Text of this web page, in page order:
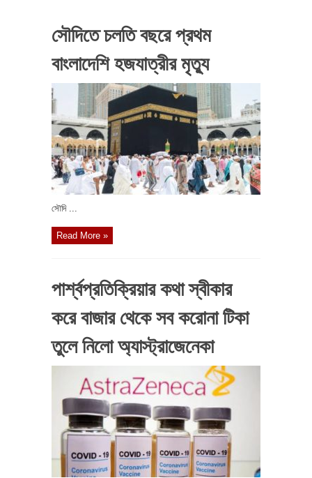
সৌদিতে চলতি বছরে প্রথম
বাংলাদেশি হজযাত্রীর মৃত্যু
সৌদি ...
Read More »
পার্শ্বপ্রতিক্রিয়ার কথা স্বীকার
করে বাজার থেকে সব করোনা টিকা
তুলে নিলো অ্যাস্ট্রাজেনেকা